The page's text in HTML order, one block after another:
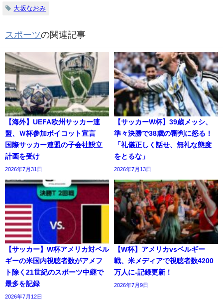
大坂なおみ
スポーツの関連記事
【海外】UEFA欧州サッカー連
盟、Ｗ杯参加ボイコット宣言
国際サッカー連盟の子会社設立
計画を受け
2026年7月31日
【サッカーW杯】39歳メッシ、
準々決勝で38歳の審判に怒る！
「礼儀正しく話せ、無礼な態度
をとるな」
2026年7月13日
【サッカー】W杯アメリカ対ベル
ギーの米国内視聴者数がアメフ
ト除く21世紀のスポーツ中継で
最多を記録
2026年7月12日
【W杯】アメリカvsベルギー
戦、米メディアで視聴者数4200
万人に-記録更新！
2026年7月9日